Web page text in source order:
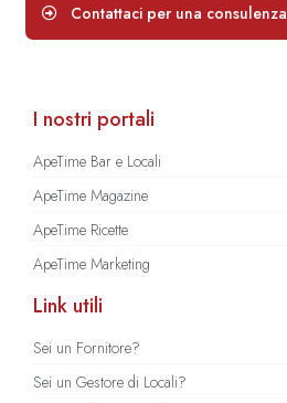
Contattaci per una consulenza
I nostri portali
ApeTime Bar e Locali
ApeTime Magazine
ApeTime Ricette
ApeTime Marketing
Link utili
Sei un Fornitore?
Sei un Gestore di Locali?